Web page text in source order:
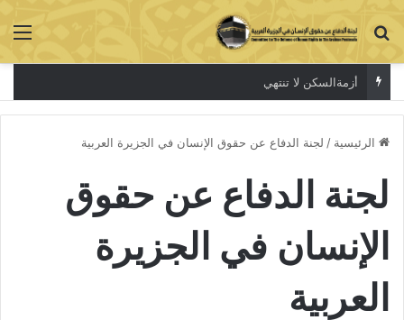
بحث عن
أزمةالسكن لا تنتهي
الرئيسية / لجنة الدفاع عن حقوق الإنسان في الجزيرة العربية
لجنة الدفاع عن حقوق
الإنسان في الجزيرة
العربية